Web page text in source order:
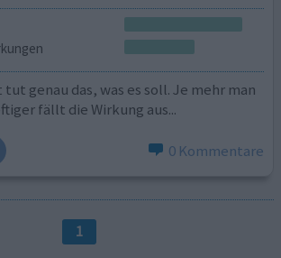
genau das, was es soll. Je mehr man
fällt die Wirkung aus...
0 Kommentare
1